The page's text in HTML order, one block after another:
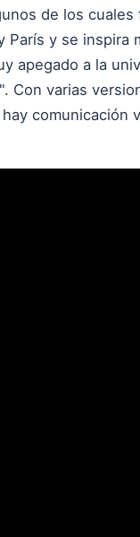
de los cuales
París y se inspira
apegado a la
Con varias
comunicación